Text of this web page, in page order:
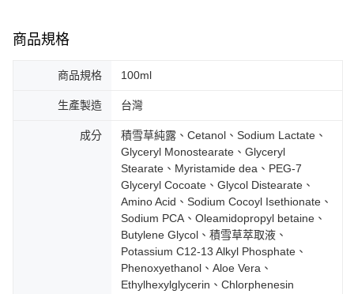
商品規格
商品規格 100ml
生產製造 台灣
成分
積雪草純露、Cetanol、Sodium Lactate、
Glyceryl Monostearate、Glyceryl
Stearate、Myristamide dea、PEG-7
Glyceryl Cocoate、Glycol Distearate、
Amino Acid、Sodium Cocoyl Isethionate、
Sodium PCA、Oleamidopropyl betaine、
Butylene Glycol、積雪草萃取液、
Potassium C12-13 Alkyl Phosphate、
Phenoxyethanol、Aloe Vera、
Ethylhexylglycerin、Chlorphenesin